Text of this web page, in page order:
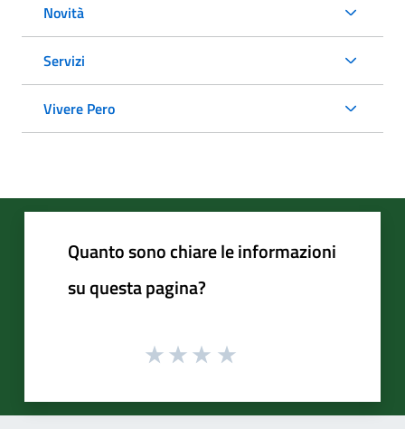
Novità
Servizi
Vivere Pero
Quanto sono chiare le informazioni
su questa pagina?